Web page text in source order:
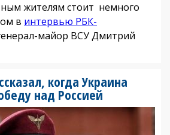
жителям стоит немного
в интервью РБК-
майор ВСУ Дмитрий
когда Украина
над Россией